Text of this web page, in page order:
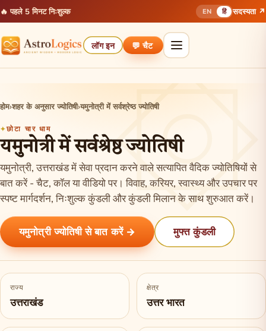
🔥 पहले 5 मिनट निःशुल्क EN हिं सदस्यता ↗
लॉग इन 💬 चैट
होम›शहर के अनुसार ज्योतिषी›यमुनोत्री में सर्वश्रेष्ठ ज्योतिषी
छोटा चार धाम
यमुनोत्री में सर्वश्रेष्ठ ज्योतिषी
यमुनोत्री, उत्तराखंड में सेवा प्रदान करने वाले सत्यापित वैदिक ज्योतिषियों से
बात करें - चैट, कॉल या वीडियो पर। विवाह, करियर, स्वास्थ्य और उपचार पर
स्पष्ट मार्गदर्शन, निःशुल्क कुंडली और कुंडली मिलान के साथ शुरुआत करें।
यमुनोत्री ज्योतिषी से बात करें → मुफ्त कुंडली
राज्य
उत्तराखंड
क्षेत्र
उत्तर भारत